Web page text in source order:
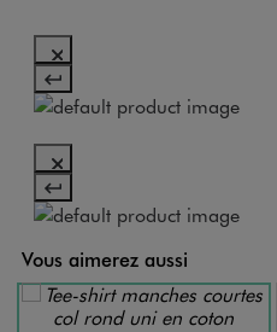
Vous aimerez aussi